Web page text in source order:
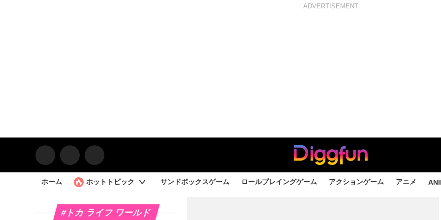
ADVERTISEMENT
ホーム ホットトピック サンドボックスゲーム ロールプレイングゲーム アクションゲーム アニメ
#トカ ライフ ワールド